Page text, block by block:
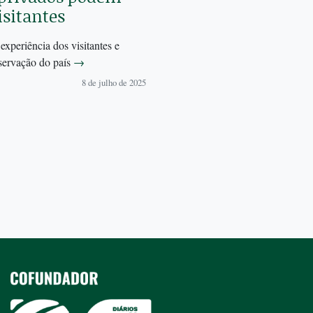
dos visitantes e
do país →
8 de julho de 2025